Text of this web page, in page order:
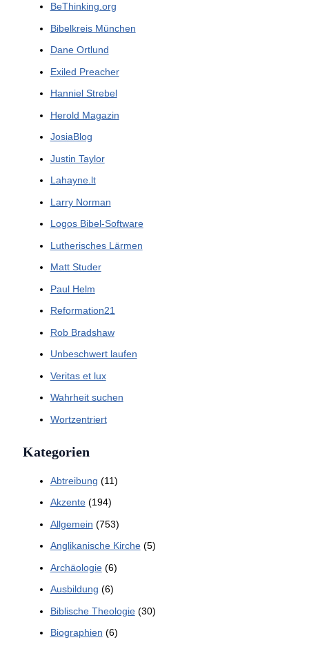
BeThinking.org
Bibelkreis München
Dane Ortlund
Exiled Preacher
Hanniel Strebel
Herold Magazin
JosiaBlog
Justin Taylor
Lahayne.lt
Larry Norman
Logos Bibel-Software
Lutherisches Lärmen
Matt Studer
Paul Helm
Reformation21
Rob Bradshaw
Unbeschwert laufen
Veritas et lux
Wahrheit suchen
Wortzentriert
Kategorien
Abtreibung (11)
Akzente(194)
Allgemein (753)
Anglikanische Kirche(5)
Archäologie(6)
Ausbildung (6)
Biblische Theologie(30)
Biographien (6)